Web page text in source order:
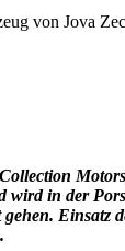
von Jova
wird in der
Einsatz